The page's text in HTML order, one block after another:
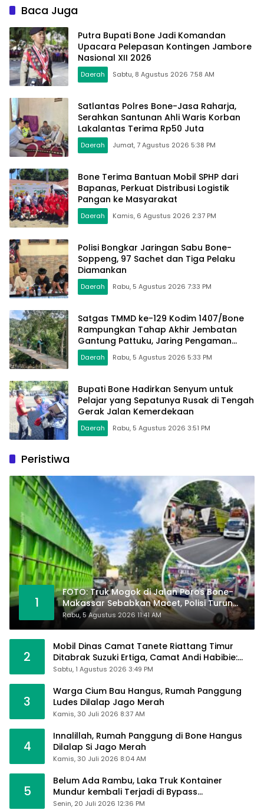
Pattuku, Jaring Pengaman
Mulai Terpasang
Baca Juga
Putra Bupati Bone Jadi Komandan
Upacara Pelepasan Kontingen Jambore
Nasional XII 2026
Daerah Sabtu, 8 Agustus 2026 7:58 AM
Satlantas Polres Bone-Jasa Raharja,
Serahkan Santunan Ahli Waris Korban
Lakalantas Terima Rp50 Juta
Daerah Jumat, 7 Agustus 2026 5:38 PM
Bone Terima Bantuan Mobil SPHP dari
Bapanas, Perkuat Distribusi Logistik
Pangan ke Masyarakat
Daerah Kamis, 6 Agustus 2026 2:37 PM
Polisi Bongkar Jaringan Sabu Bone-
Soppeng, 97 Sachet dan Tiga Pelaku
Diamankan
Daerah Rabu, 5 Agustus 2026 7:33 PM
Satgas TMMD ke-129 Kodim 1407/Bone
Rampungkan Tahap Akhir Jembatan
Gantung Pattuku, Jaring Pengaman
Mulai Terpasang
Daerah Rabu, 5 Agustus 2026 5:33 PM
Bupati Bone Hadirkan Senyum untuk
Pelajar yang Sepatunya Rusak di Tengah
Gerak Jalan Kemerdekaan
Daerah Rabu, 5 Agustus 2026 3:51 PM
Peristiwa
1
FOTO: Truk Mogok di Jalan Poros Bone-
Makassar Sebabkan Macet, Polisi Turun
Tangan
Rabu, 5 Agustus 2026 11:41 AM
2
Mobil Dinas Camat Tanete Riattang Timur
Ditabrak Suzuki Ertiga, Camat Andi Habibie:
Alhamdulillah Saya Baik-Baik Saja
Sabtu, 1 Agustus 2026 3:49 PM
3
Warga Cium Bau Hangus, Rumah Panggung
Ludes Dilalap Jago Merah
Kamis, 30 Juli 2026 8:37 AM
4
Innalillah, Rumah Panggung di Bone Hangus
Dilalap Si Jago Merah
Kamis, 30 Juli 2026 8:04 AM
5
Belum Ada Rambu, Laka Truk Kontainer
Mundur kembali Terjadi di Bypass
Sumpallabbu
Senin, 20 Juli 2026 12:36 PM